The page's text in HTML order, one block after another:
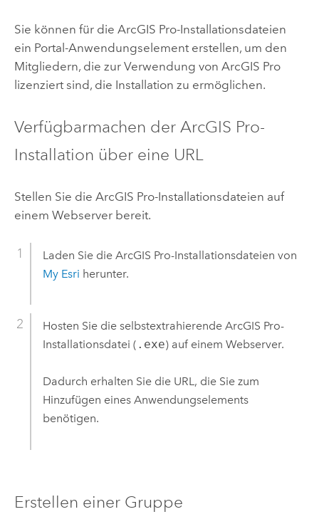
Sie können für die ArcGIS Pro-Installationsdateien
ein Portal-Anwendungselement erstellen, um den
Mitgliedern, die zur Verwendung von ArcGIS Pro
lizenziert sind, die Installation zu ermöglichen.
Verfügbarmachen der ArcGIS Pro-
Installation über eine URL
Stellen Sie die ArcGIS Pro-Installationsdateien auf
einem Webserver bereit.
Laden Sie die ArcGIS Pro-Installationsdateien von
My Esri herunter.
Hosten Sie die selbstextrahierende ArcGIS Pro-
Installationsdatei ( .exe) auf einem Webserver.
Dadurch erhalten Sie die URL, die Sie zum
Hinzufügen eines Anwendungselements
benötigen.
Erstellen einer Gruppe